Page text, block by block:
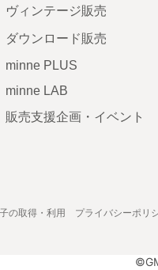
ヴィンテージ販売
ダウンロード販売
minne PLUS
minne LAB
販売支援企画・イベント
の取得・利用 プライバシーポリ